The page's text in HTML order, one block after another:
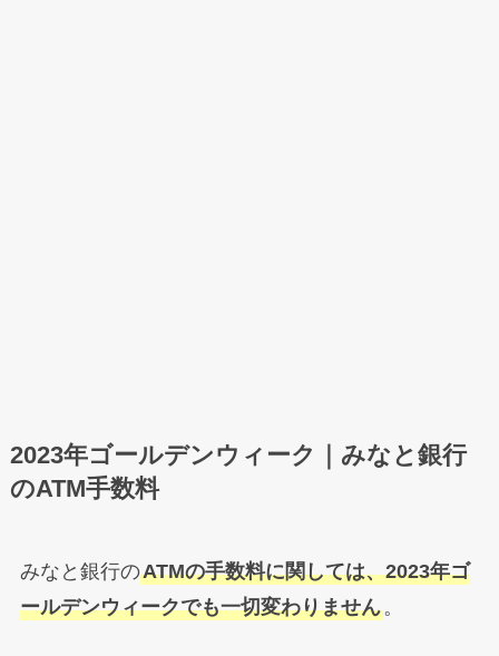
2023年ゴールデンウィーク｜みなと銀行
のATM手数料
みなと銀行のATMの手数料に関しては、2023年ゴ
ールデンウィークでも一切変わりません。